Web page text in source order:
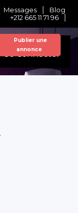
Blog
Messages
+212 665 11 71 96
Se Connecter
Publier une
annonce